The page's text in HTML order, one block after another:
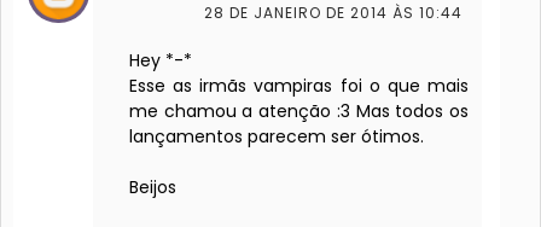
28 DE JANEIRO DE 2014 ÀS 10:44
Hey *-*
Esse as irmãs vampiras foi o que mais
me chamou a atenção :3 Mas todos os
lançamentos parecem ser ótimos.
Beijos